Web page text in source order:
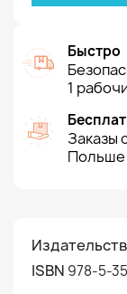
Быстро
1
Заказы
Польше
ISBN 978-5-